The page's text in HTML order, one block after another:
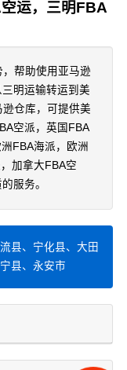
运，三明FBA
帮助使用亚马逊
明运输转运到美
仓库，可提供美
空派，英国FBA
FBA海派，欧洲
加拿大FBA空
服务。
县、宁化县、大田
县、永安市